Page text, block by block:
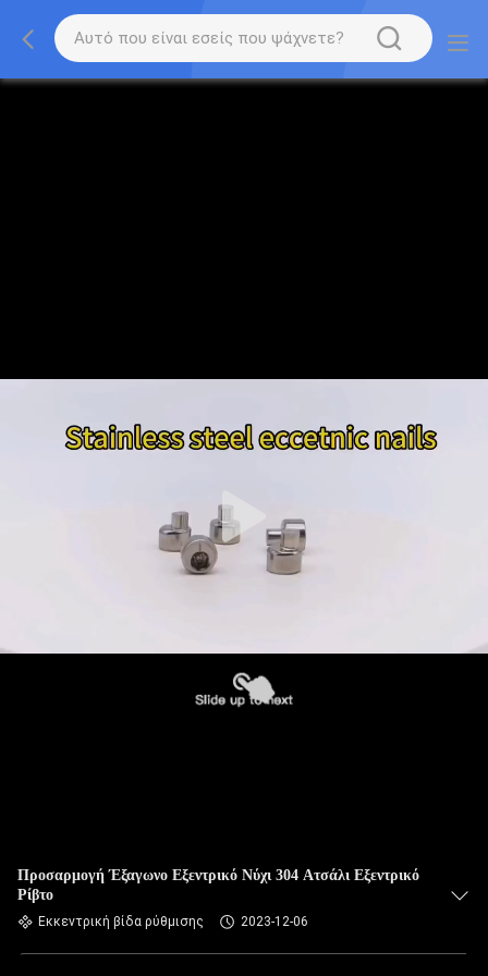
Προσαρμογή Έξαγωνο Εξεντρικό Νύχι 304 Ατσάλι Εξεντρικό
Ρίβτο
Εκκεντρική βίδα ρύθμισης 2023-12-06